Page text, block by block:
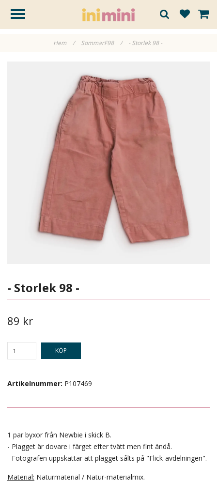
Hem / SommarF98 / - Storlek 98 -
- Storlek 98 -
89 kr
KÖP
Artikelnummer: P107469
1 par byxor från Newbie i skick B.
- Plagget är dovare i färget efter tvätt men fint ändå.
- Fotografen uppskattar att plagget sålts på "Flick-avdelningen".
Material: Naturmaterial / Natur-materialmix.